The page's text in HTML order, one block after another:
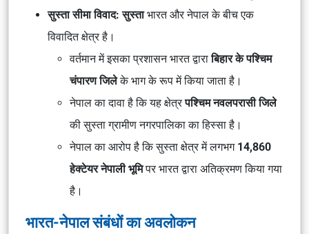
सुस्ता सीमा विवाद: सुस्ताभारत और नेपाल के बीच एक
विवादित क्षेत्र है।
वर्तमान में इसका प्रशासन भारत द्वाराबिहार के पश्चिम
चंपारण जिलेके भाग के रूप में किया जाता है।
नेपाल का दावा है कि यह क्षेत्रपश्चिम नवलपरासी जिले
की सुस्ता ग्रामीण नगरपालिका का हिस्सा है।
नेपाल का आरोप है कि सुस्ता क्षेत्र में लगभग 14,860
हेक्टेयर नेपाली भूमिपर भारत द्वारा अतिक्रमण किया गया
है।
भारत-नेपाल संबंधों का अवलोकन